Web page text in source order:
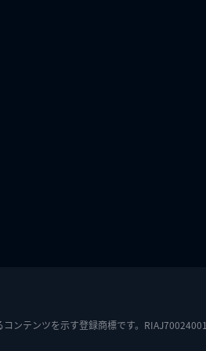
ンテンツを示す登録商標です。RIAJ70024001